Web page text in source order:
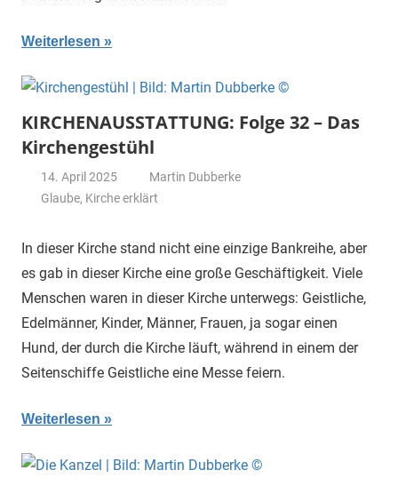
Weiterlesen
KIRCHENAUSSTATTUNG: Folge 32 – Das
Kirchengestühl
14. April 2025
Martin Dubberke
Glaube, Kirche erklärt
In dieser Kirche stand nicht eine einzige Bankreihe, aber
es gab in dieser Kirche eine große Geschäftigkeit. Viele
Menschen waren in dieser Kirche unterwegs: Geistliche,
Edelmänner, Kinder, Männer, Frauen, ja sogar einen
Hund, der durch die Kirche läuft, während in einem der
Seitenschiffe Geistliche eine Messe feiern.
Weiterlesen